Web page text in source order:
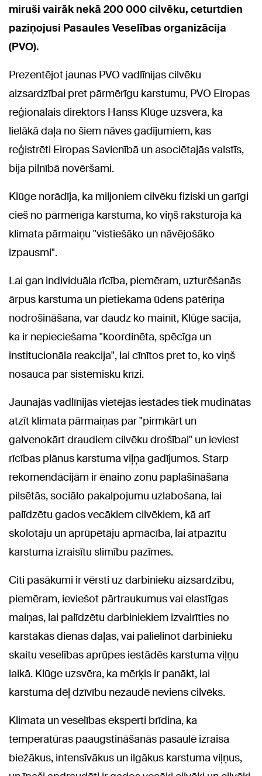
miruši vairāk nekā 200 000 cilvēku, ceturtdien
paziņojusi Pasaules Veselības organizācija
(PVO).
Prezentējot jaunas PVO vadlīnijas cilvēku
aizsardzībai pret pārmērīgu karstumu, PVO Eiropas
reģionālais direktors Hanss Klūge uzsvēra, ka
lielākā daļa no šiem nāves gadījumiem, kas
reģistrēti Eiropas Savienībā un asociētajās valstīs,
bija pilnībā novēršami.
Klūge norādīja, ka miljoniem cilvēku fiziski un garīgi
cieš no pārmērīga karstuma, ko viņš raksturoja kā
klimata pārmaiņu "vistiešāko un nāvējošāko
izpausmi".
Lai gan individuāla rīcība, piemēram, uzturēšanās
ārpus karstuma un pietiekama ūdens patēriņa
nodrošināšana, var daudz ko mainīt, Klūge sacīja,
ka ir nepieciešama "koordinēta, spēcīga un
institucionāla reakcija", lai cīnītos pret to, ko viņš
nosauca par sistēmisku krīzi.
Jaunajās vadlīnijās vietējās iestādes tiek mudinātas
atzīt klimata pārmaiņas par "pirmkārt un
galvenokārt draudiem cilvēku drošībai" un ieviest
rīcības plānus karstuma viļņa gadījumos. Starp
rekomendācijām ir ēnaino zonu paplašināšana
pilsētās, sociālo pakalpojumu uzlabošana, lai
palīdzētu gados vecākiem cilvēkiem, kā arī
skolotāju un aprūpētāju apmācība, lai atpazītu
karstuma izraisītu slimību pazīmes.
Citi pasākumi ir vērsti uz darbinieku aizsardzību,
piemēram, ieviešot pārtraukumus vai elastīgas
maiņas, lai palīdzētu darbiniekiem izvairīties no
karstākās dienas daļas, vai palielinot darbinieku
skaitu veselības aprūpes iestādēs karstuma viļņu
laikā. Klūge uzsvēra, ka mērķis ir panākt, lai
karstuma dēļ dzīvību nezaudē neviens cilvēks.
Klimata un veselības eksperti brīdina, ka
temperatūras paaugstināšanās pasaulē izraisa
biežākus, intensīvākus un ilgākus karstuma viļņus,